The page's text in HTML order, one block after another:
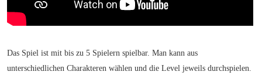
Das Spiel ist mit bis zu 5 Spielern spielbar. Man kann aus
unterschiedlichen Charakteren wählen und die Level jeweils durchspielen.